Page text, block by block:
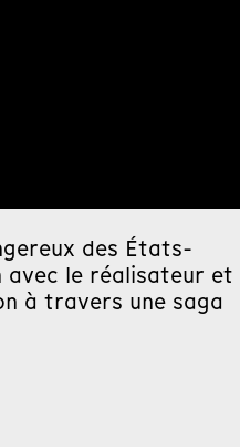
des États-
avec le réalisateur et
à travers une saga